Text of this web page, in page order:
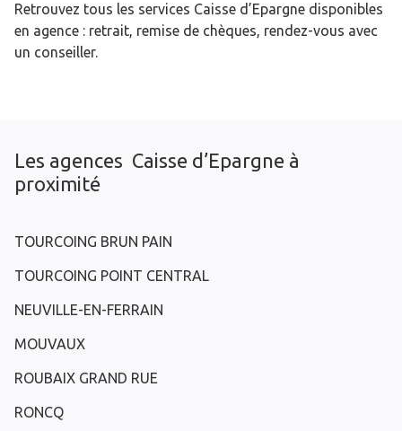
Retrouvez tous les services Caisse d’Epargne disponibles
en agence : retrait, remise de chèques, rendez-vous avec
un conseiller.
Les agences Caisse d’Epargne à
proximité
TOURCOING BRUN PAIN
TOURCOING POINT CENTRAL
NEUVILLE-EN-FERRAIN
MOUVAUX
ROUBAIX GRAND RUE
RONCQ